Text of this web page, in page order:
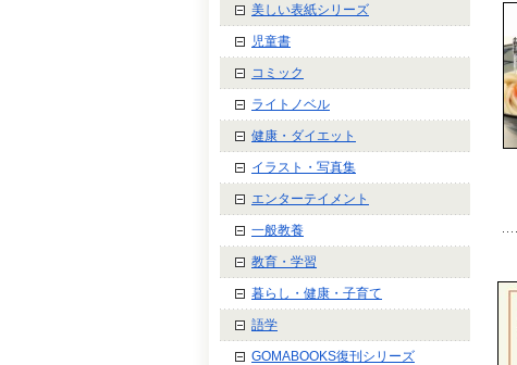
美しい表紙シリーズ
児童書
コミック
ライトノベル
健康・ダイエット
イラスト・写真集
エンターテイメント
一般教養
教育・学習
暮らし・健康・子育て
語学
GOMABOOKS復刊シリーズ